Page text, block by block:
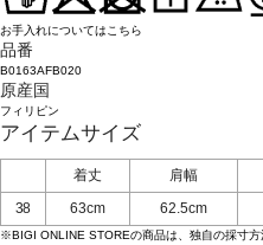
お手入れについてはこちら
品番
B0163AFB020
原産国
フィリピン
アイテムサイズ
着丈 肩幅
38
63cm 62.5cm
※BIGI ONLINE STOREの商品は、独自の採寸方